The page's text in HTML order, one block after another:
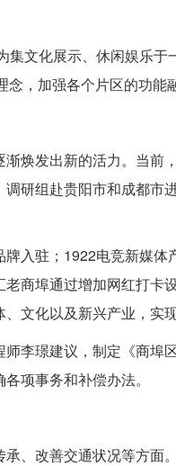
文化展示、休闲娱乐
，加强各个片区的功能
焕发出新的活力。当前
研组赴贵阳市和成都市
入驻；1922电竞新媒
商埠通过增加网红打卡
文化以及新兴产业，实
李璟建议，制定《商埠
项事务和补偿办法。
、改善交通状况等方面